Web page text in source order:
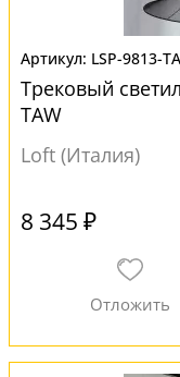
LSP-9813-
Трековый
TAW
Loft (Италия)
8 345 ₽